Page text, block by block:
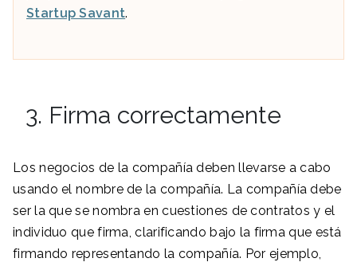
Startup Savant.
3. Firma correctamente
Los negocios de la compañía deben llevarse a cabo
usando el nombre de la compañía. La compañía debe
ser la que se nombra en cuestiones de contratos y el
individuo que firma, clarificando bajo la firma que está
firmando representando la compañía. Por ejemplo,